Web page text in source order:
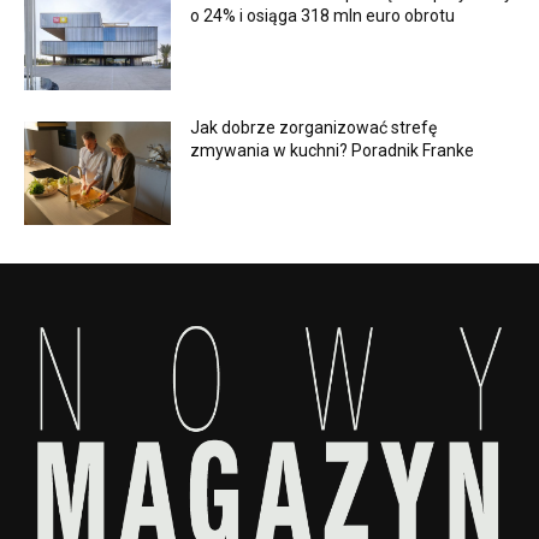
o 24% i osiąga 318 mln euro obrotu
Jak dobrze zorganizować strefę
zmywania w kuchni? Poradnik Franke